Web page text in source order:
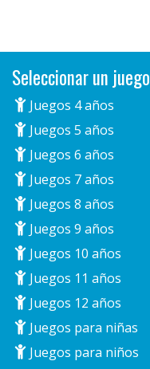
Seleccionar un juego
Juegos 4 años
Juegos 5 años
Juegos 6 años
Juegos 7 años
Juegos 8 años
Juegos 9 años
Juegos 10 años
Juegos 11 años
Juegos 12 años
Juegos para niñas
Juegos para niños